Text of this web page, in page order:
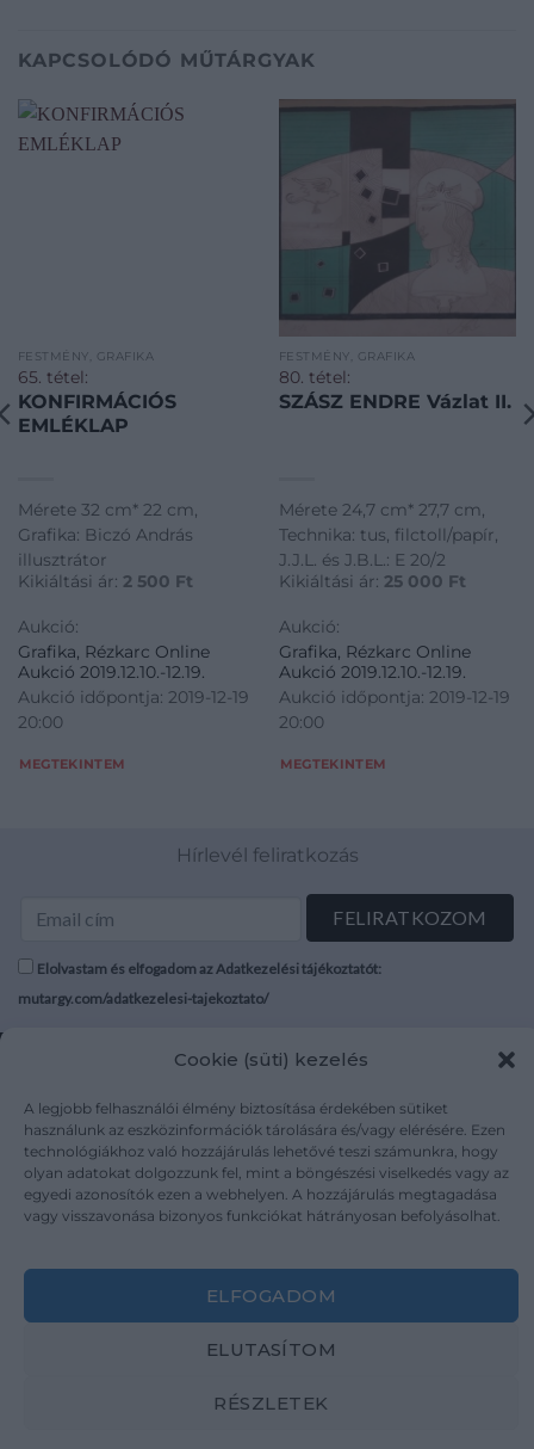
Cookie (süti) kezelés
A legjobb felhasználói élmény biztosítása érdekében sütiket
használunk az eszközinformációk tárolására és/vagy elérésére. Ezen
technológiákhoz való hozzájárulás lehetővé teszi számunkra, hogy
olyan adatokat dolgozzunk fel, mint a böngészési viselkedés vagy az
egyedi azonosítók ezen a webhelyen. A hozzájárulás megtagadása
vagy visszavonása bizonyos funkciókat hátrányosan befolyásolhat.
ELFOGADOM
ELUTASÍTOM
RÉSZLETEK
KAPCSOLÓDÓ MŰTÁRGYAK
FESTMÉNY, GRAFIKA
65. tétel:
KONFIRMÁCIÓS
EMLÉKLAP
Mérete 32 cm* 22 cm,
Grafika: Biczó András
illusztrátor
Kikiáltási ár: 2 500 Ft
Aukció:
Grafika, Rézkarc Online
Aukció 2019.12.10.-12.19.
Aukció időpontja: 2019-12-19
20:00
MEGTEKINTEM
FESTMÉNY, GRAFIKA
80. tétel:
SZÁSZ ENDRE Vázlat II.
Mérete 24,7 cm* 27,7 cm,
Technika: tus, filctoll/papír,
J.J.L. és J.B.L.: E 20/2
Kikiáltási ár: 25 000 Ft
Aukció:
Grafika, Rézkarc Online
Aukció 2019.12.10.-12.19.
Aukció időpontja: 2019-12-19
20:00
MEGTEKINTEM
Hírlevél feliratkozás
Elolvastam és elfogadom az Adatkezelési tájékoztatót:
mutargy.com/adatkezelesi-tajekoztato/
Karrier
Kapcsolat
Áraink
Adatvédelem
Impresszum
Kövesse a műtárgy.com-ot
Copyright 2026 © Mutargy.com